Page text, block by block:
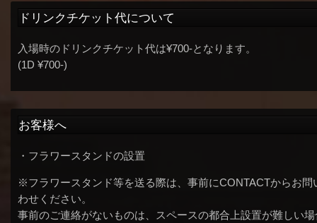
ドリンクチケット代について
入場時のドリンクチケット代は¥700-となります。
(1D ¥700-)
お客様へ
・フラワースタンドの設置
※フラワースタンド等を送る際は、事前にCONTACTからお問
わせください。
事前のご連絡がないものは、スペースの都合上設置が難しい場